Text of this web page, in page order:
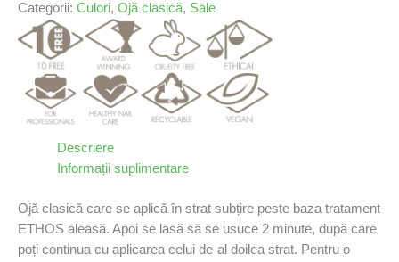
Categorii: Culori, Ojă clasică, Sale
Descriere
Informații suplimentare
Ojă clasică care se aplică în strat subțire peste baza tratament
ETHOS aleasă. Apoi se lasă să se usuce 2 minute, după care
poți continua cu aplicarea celui de-al doilea strat. Pentru o